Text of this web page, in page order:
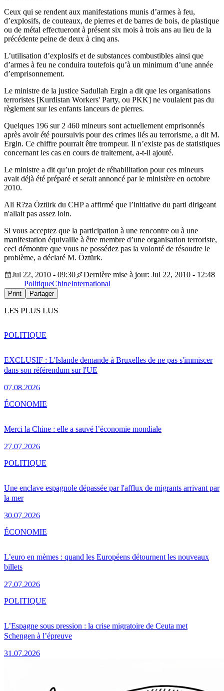
Ceux qui se rendent aux manifestations munis d’armes à feu,
d’explosifs, de couteaux, de pierres et de barres de bois, de plastique
ou de métal effectueront à présent six mois à trois ans au lieu de la
précédente peine de deux à cinq ans.
L’utilisation d’explosifs et de substances combustibles ainsi que
d’armes à feu ne conduira toutefois qu’à un minimum d’une année
d’emprisonnement.
Le ministre de la justice Sadullah Ergin a dit que les organisations
terroristes [Kurdistan Workers' Party, ou PKK] ne voulaient pas du
règlement sur les enfants lanceurs de pierres.
Quelques 196 sur 2 460 mineurs sont actuellement emprisonnés
après avoir été poursuivis pour des crimes liés au terrorisme, a dit M.
Ergin. Ce chiffre pourrait être trompeur. Il n’existe pas de statistiques
concernant les cas en cours de traitement, a-t-il ajouté.
Le ministre a dit qu’un projet de réhabilitation pour ces mineurs
avait déjà été préparé et serait annoncé par le ministère en octobre
2010.
Ali R?za Öztürk du CHP a affirmé que l’initiative du parti dirigeant
n'allait pas assez loin.
Si vous acceptez que la participation à une rencontre ou à une
manifestation équivaille à être membre d’une organisation terroriste,
ceci démontre que vous ne possédez pas la volonté de résoudre le
problème, a déclaré M. Öztürk.
Jul 22, 2010 - 09:30
Dernière mise à jour: Jul 22, 2010 - 12:48
PolitiqueChineInternational
Print Partager
LES PLUS LUS
EXCLUSIF : L'Islande demande à Bruxelles de ne pas s'immiscer
dans son référendum sur l'UE
07.08.2026
POLITIQUE
Merci la Chine : elle a sauvé l’économie mondiale
27.07.2026
ÉCONOMIE
Une enclave espagnole dépassée par l'afflux de migrants arrivant par
la mer
30.07.2026
POLITIQUE
L’euro en mèmes : quand les Européens détournent les nouveaux
billets
27.07.2026
ÉCONOMIE
L’Espagne sous pression : la crise migratoire de Ceuta met
Schengen à l’épreuve
31.07.2026
POLITIQUE